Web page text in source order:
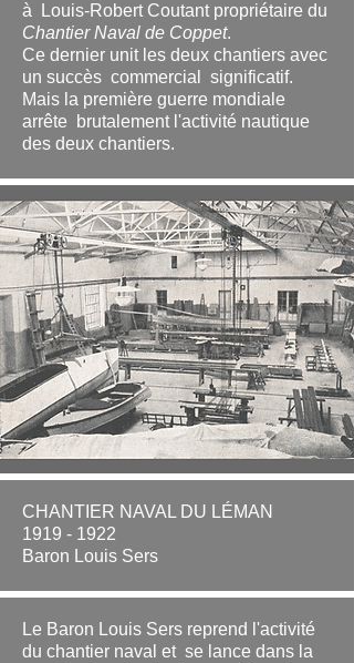
à Louis-Robert Coutant propriétaire du
Chantier Naval de Coppet.
Ce dernier unit les deux chantiers avec
un succès commercial significatif.
Mais la première guerre mondiale
arrête brutalement l'activité nautique
des deux chantiers.
.
CHANTIER NAVAL DU LÉMAN
1919 - 1922
Baron Louis Sers
Le Baron Louis Sers reprend l'activité
du chantier naval et se lance dans la